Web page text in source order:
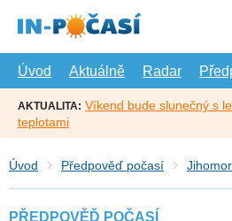
hlavní
Úvod
Aktuálně Radar
AKTUALITA: Víkend bude slunečný s
teplotami
Úvod Předpověď počasí
PŘEDPOVĚĎ POČASÍ